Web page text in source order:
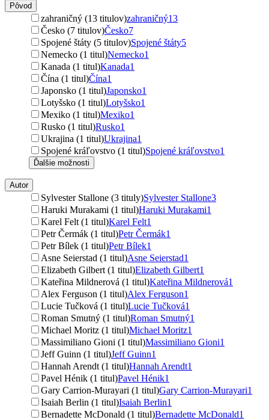
Pôvod
zahraničný (13 titulov)zahraničný13
Česko (7 titulov)Česko7
Spojené štáty (5 titulov)Spojené štáty5
Nemecko (1 titul)Nemecko1
Kanada (1 titul)Kanada1
Čína (1 titul)Čína1
Japonsko (1 titul)Japonsko1
Lotyšsko (1 titul)Lotyšsko1
Mexiko (1 titul)Mexiko1
Rusko (1 titul)Rusko1
Ukrajina (1 titul)Ukrajina1
Spojené kráľovstvo (1 titul)Spojené kráľovstvo1
Ďalšie možnosti
Autor
Sylvester Stallone (3 tituly)Sylvester Stallone3
Haruki Murakami (1 titul)Haruki Murakami1
Karel Felt (1 titul)Karel Felt1
Petr Čermák (1 titul)Petr Čermák1
Petr Bílek (1 titul)Petr Bílek1
Asne Seierstad (1 titul)Asne Seierstad1
Elizabeth Gilbert (1 titul)Elizabeth Gilbert1
Kateřina Mildnerová (1 titul)Kateřina Mildnerová1
Alex Ferguson (1 titul)Alex Ferguson1
Lucie Tučková (1 titul)Lucie Tučková1
Roman Smutný (1 titul)Roman Smutný1
Michael Moritz (1 titul)Michael Moritz1
Massimiliano Gioni (1 titul)Massimiliano Gioni1
Jeff Guinn (1 titul)Jeff Guinn1
Hannah Arendt (1 titul)Hannah Arendt1
Pavel Hénik (1 titul)Pavel Hénik1
Gary Carrion-Murayari (1 titul)Gary Carrion-Murayari1
Isaiah Berlin (1 titul)Isaiah Berlin1
Bernadette McDonald (1 titul)Bernadette McDonald1